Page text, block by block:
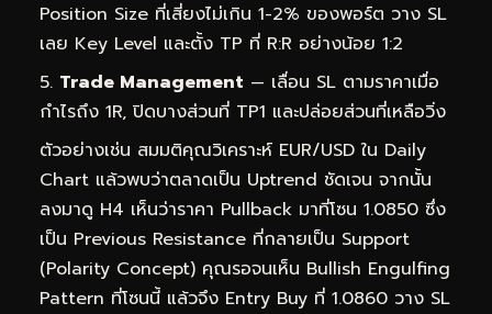
Position Size ที่เสี่ยงไม่เกิน 1-2% ของพอร์ต วาง SL
เลย Key Level และตั้ง TP ที่ R:R อย่างน้อย 1:2
Trade Management — เลื่อน SL ตามราคาเมื่อ
กำไรถึง 1R, ปิดบางส่วนที่ TP1 และปล่อยส่วนที่เหลือวิ่ง
ตัวอย่างเช่น สมมติคุณวิเคราะห์ EUR/USD ใน Daily
Chart แล้วพบว่าตลาดเป็น Uptrend ชัดเจน จากนั้น
ลงมาดู H4 เห็นว่าราคา Pullback มาที่โซน 1.0850 ซึ่ง
เป็น Previous Resistance ที่กลายเป็น Support
(Polarity Concept) คุณรอจนเห็น Bullish Engulfing
Pattern ที่โซนนี้ แล้วจึง Entry Buy ที่ 1.0860 วาง SL